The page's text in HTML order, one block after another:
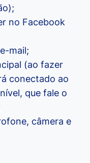
no Facebook
mail;
(ao fazer
conectado ao
que fale o
câmera e